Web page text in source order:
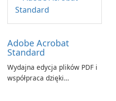
Adobe Acrobat
Standard
Wydajna edycja plików PDF i
współpraca dzięki